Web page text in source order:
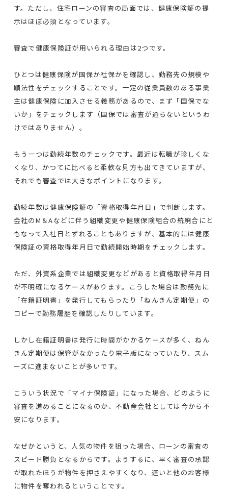
す。ただし、住宅ローンの審査の局面では、健康保険証の提
示はほぼ必須となっています。
審査で健康保険証が用いられる理由は2つです。
ひとつは健康保険が国保か社保かを確認し、勤務先の規模や
順法性をチェックすることです。一定の従業員数のある事業
主は健康保険に加入させる義務があるので、まず「国保でな
いか」をチェックします（国保では審査が通らないというわ
けではありません）。
もう一つは勤続年数のチェックです。最近は転職が珍しくな
くなり、かつてに比べると柔軟な見方も出てきていますが、
それでも審査では大きなポイントになります。
勤続年数は健康保険証の「資格取得年月日」で判断します。
会社のM＆Aなどに伴う組織変更や健康保険組合の統廃合にと
もなって入社日とずれることもありますが、基本的には健康
保険証の資格取得年月日で勤続開始時期をチェックします。
ただ、外資系企業では組織変更などがあると資格取得年月日
が不明確になるケースがあります。こうした場合は勤務先に
「在籍証明書」を発行してもらったり「ねんきん定期便」の
コピーで勤務履歴を確認したりしています。
しかし在籍証明書は発行に時間がかかるケースが多く、ねん
きん定期便は保管がなかったり電子版になっていたり、スム
ーズに進まないことが多いです。
こういう状況で「マイナ保険証」になった場合、どのように
審査を進めることになるのか、不動産会社としては今から不
安になります。
なぜかというと、人気の物件を狙った場合、ローンの審査の
スピード勝負となるからです。ようするに、早く審査の承認
が取れたほうが物件を押さえやすくなり、遅いと他のお客様
に物件を奪われるということです。